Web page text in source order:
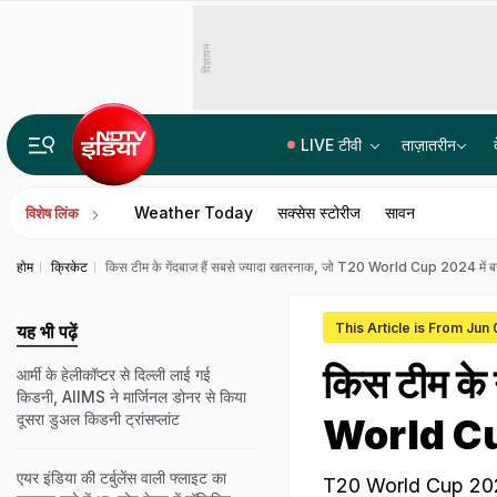
विज्ञापन
LIVE टीवी ताज़ातरीन
विशेष लिंक Weather Today सक्सेस स्टोरीज सावन
होम क्रिकेट किस टीम के गेंदबाज हैं सबसे ज्यादा खतरनाक, जो T20 World Cup 2024 में
This Article is From Jun
किस टीम के
World
T20 World Cup
यह भी पढ़ें
आर्मी के हेलीकॉप्टर से द‍िल्‍ली लाई गई
किडनी, AIIMS ने मार्जिनल डोनर से क‍िया
दूसरा डुअल किडनी ट्रांसप्लांट
एयर इंडिया की टर्बुलेंस वाली फ्लाइट का